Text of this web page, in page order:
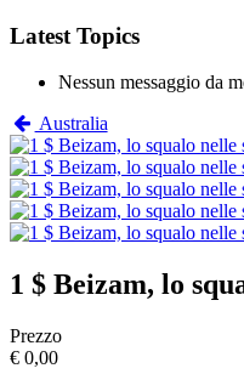
Latest Topics
Nessun messaggio da
Australia
1 $ Beizam, lo
Prezzo
€ 0,00